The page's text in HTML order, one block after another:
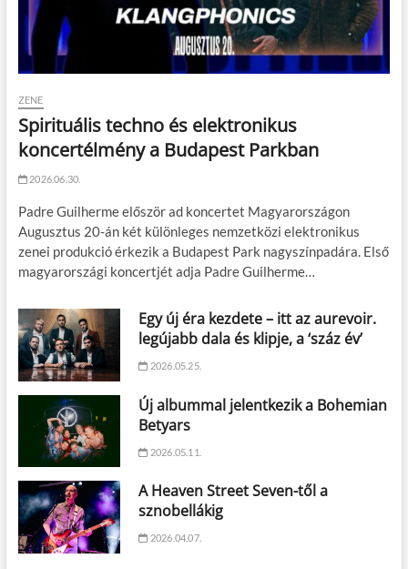
ZENE
Spirituális techno és elektronikus
koncertélmény a Budapest Parkban
2026.06.30.
Padre Guilherme először ad koncertet Magyarországon
Augusztus 20-án két különleges nemzetközi elektronikus
zenei produkció érkezik a Budapest Park nagyszínpadára. Első
magyarországi koncertjét adja Padre Guilherme…
Egy új éra kezdete – itt az aurevoir.
legújabb dala és klipje, a ‘száz év’
2026.05.25.
Új albummal jelentkezik a Bohemian
Betyars
2026.05.11.
A Heaven Street Seven-től a
sznobellákig
2026.04.07.